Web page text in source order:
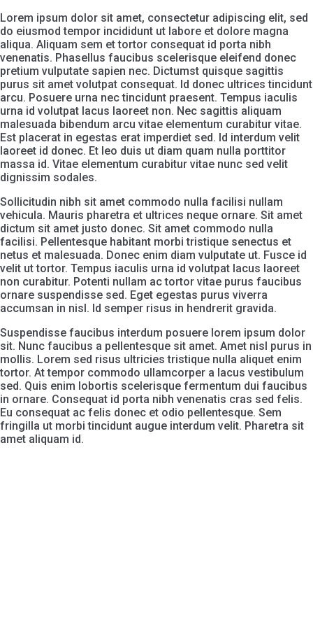
Lorem ipsum dolor sit amet, consectetur adipiscing elit, sed
do eiusmod tempor incididunt ut labore et dolore magna
aliqua. Aliquam sem et tortor consequat id porta nibh
venenatis. Phasellus faucibus scelerisque eleifend donec
pretium vulputate sapien nec. Dictumst quisque sagittis
purus sit amet volutpat consequat. Id donec ultrices tincidunt
arcu. Posuere urna nec tincidunt praesent. Tempus iaculis
urna id volutpat lacus laoreet non. Nec sagittis aliquam
malesuada bibendum arcu vitae elementum curabitur vitae.
Est placerat in egestas erat imperdiet sed. Id interdum velit
laoreet id donec. Et leo duis ut diam quam nulla porttitor
massa id. Vitae elementum curabitur vitae nunc sed velit
dignissim sodales.
Sollicitudin nibh sit amet commodo nulla facilisi nullam
vehicula. Mauris pharetra et ultrices neque ornare. Sit amet
dictum sit amet justo donec. Sit amet commodo nulla
facilisi. Pellentesque habitant morbi tristique senectus et
netus et malesuada. Donec enim diam vulputate ut. Fusce id
velit ut tortor. Tempus iaculis urna id volutpat lacus laoreet
non curabitur. Potenti nullam ac tortor vitae purus faucibus
ornare suspendisse sed. Eget egestas purus viverra
accumsan in nisl. Id semper risus in hendrerit gravida.
Suspendisse faucibus interdum posuere lorem ipsum dolor
sit. Nunc faucibus a pellentesque sit amet. Amet nisl purus in
mollis. Lorem sed risus ultricies tristique nulla aliquet enim
tortor. At tempor commodo ullamcorper a lacus vestibulum
sed. Quis enim lobortis scelerisque fermentum dui faucibus
in ornare. Consequat id porta nibh venenatis cras sed felis.
Eu consequat ac felis donec et odio pellentesque. Sem
fringilla ut morbi tincidunt augue interdum velit. Pharetra sit
amet aliquam id.